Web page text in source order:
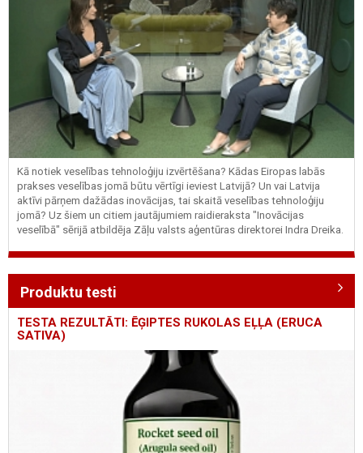
Kā notiek veselības tehnoloģiju izvērtēšana? Kādas Eiropas labās
prakses veselības jomā būtu vērtīgi ieviest Latvijā? Un vai Latvija
aktīvi pārņem dažādas inovācijas, tai skaitā veselības tehnoloģiju
jomā? Uz šiem un citiem jautājumiem raidieraksta "Inovācijas
veselībā" sērijā atbildēja Zāļu valsts aģentūras direktorei Indra Dreika.
Produktu testi
TESTA REZULTĀTI: ĒĢIPTES RUKOLAS EĻĻA (ERUCA
SATIVA)